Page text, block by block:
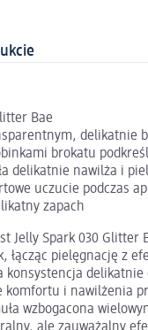
Bae
delikatnie
brokatu
delikatnie nawilża i
uczucie podczas
zapach
Jelly Spark 030 Glitter
łącząc pielęgnację z
konsystencja
komfortu i nawilżenia
wzbogacona
ale zauważalny